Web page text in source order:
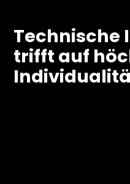
Technische
trifft auf